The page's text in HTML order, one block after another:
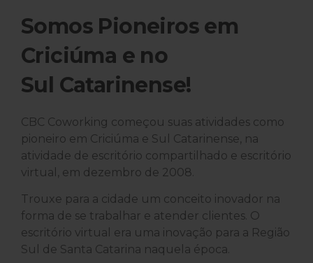
Somos Pioneiros em
Criciúma e no
Sul Catarinense!
CBC Coworking começou suas atividades como
pioneiro em Criciúma e Sul Catarinense, na
atividade de escritório compartilhado e escritório
virtual, em dezembro de 2008.
Trouxe para a cidade um conceito inovador na
forma de se trabalhar e atender clientes. O
escritório virtual era uma inovação para a Região
Sul de Santa Catarina naquela época.